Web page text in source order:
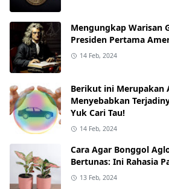
Mengungkap Warisan
Presiden Pertama
14 Feb, 2024
Berikut ini Merupakan
Menyebabkan
Yuk Cari Tau!
14 Feb, 2024
Cara Agar Bonggol
Bertunas: Ini Rahasia
13 Feb, 2024